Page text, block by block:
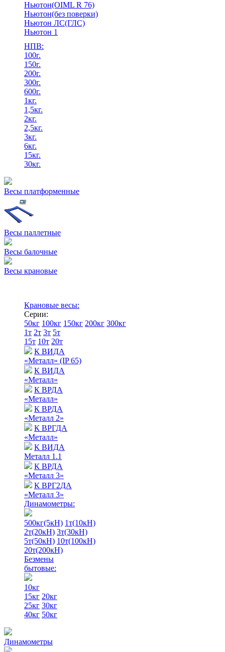
Ньютон(OIML R 76)
Ньютон(без поверки)
Ньютон ЛС(ГЛС)
Ньютон 1
НПВ:
100г.
150г.
200г.
300г.
600г.
1кг.
1,5кг.
2кг.
2,5кг.
3кг.
6кг.
15кг.
30кг.
Весы платформенные
Весы паллетные
Весы балочные
Весы крановые
Крановые весы:
Серии:
50кг 100кг 150кг 200кг 300кг
1т 2т 3т 5т
15т 10т 20т
К ВИДА
«Металл» (IP 65)
К ВИДА
«Металл»
К ВРДА
«Металл»
К ВРДА
«Металл 2»
К ВРГДА
«Металл»
К ВИДА
Металл 1.1
К ВРДА
«Металл 3»
К ВРГ2ДА
«Металл 3»
Динамометры:
500кг(5кН) 1т(10кН)
2т(20кН) 3т(30кН)
5т(50кН) 10т(100кН)
20т(200кН)
Безмены
бытовые:
10кг
15кг 20кг
25кг 30кг
40кг 50кг
Динамометры